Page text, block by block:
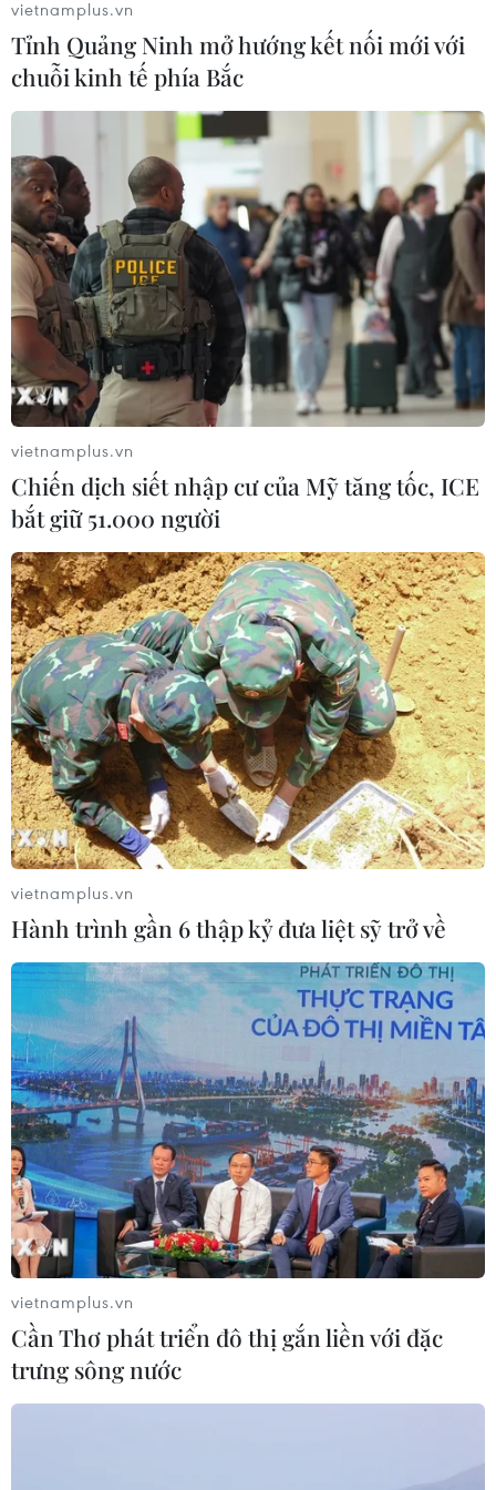
Nhanh chóng hoàn thiện dự
án kết nối vùng, sân bay Long Thành
06/08/2026 15:07
Sẽ thi công đồng loạt Dự án cao tốc
Vinh-Thanh Thủy trong tháng 9
06/08/2026 12:25
Chưa đầu tư mở rộng Quốc lộ 1 đoạn
Bạc Liêu-Cà Mau giai đoạn 2026-
2030
Tuyên Quang khẩn trương khắc
phục sạt lở trên các tuyến giao thông
06/08/2026 11:54
Thi công trở lại dự án sửa chữa Quốc
lộ 30 sau phản ánh của TTXVN
06/08/2026 09:42
Hà Nội tăng tốc thi công
đường Vành đai 1 đoạn Hoàng Cầu-
Voi Phục
06/08/2026 09:07
Đồng Nai yêu cầu đẩy nhanh tiến độ
dự án kết nối vùng, sân bay Long
Thành
06/08/2026 09:05
Cầu Đắk Lung sập sau cú
tông của xe tải cẩu, 2 người thoát
chết
06/08/2026 09:00
vietnamplus.vn
Tỉnh Quảng Ninh mở hướng kết nối mới với
chuỗi kinh tế phía Bắc
vietnamplus.vn
Chiến dịch siết nhập cư của Mỹ tăng tốc, ICE
bắt giữ 51.000 người
vietnamplus.vn
Hành trình gần 6 thập kỷ đưa liệt sỹ trở về
vietnamplus.vn
Cần Thơ phát triển đô thị gắn liền với đặc
trưng sông nước